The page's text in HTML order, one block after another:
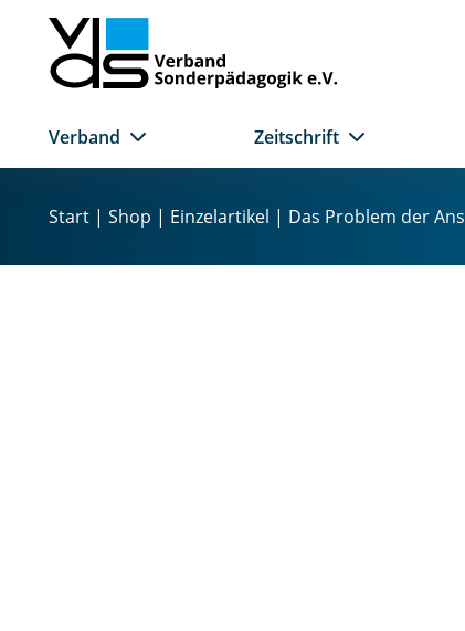
I
Verband Zeitschrift
Start | Shop | Einzelartikel | Das Problem der